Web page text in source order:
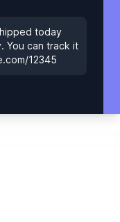
today
You can track it
12345